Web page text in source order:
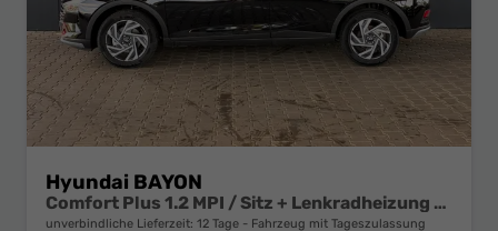
Hyundai BAYON
Comfort Plus 1.2 MPI / Sitz + Lenkradheizung PDC V&H Kamera LED Tempomat Keyless Alu 16"
unverbindliche Lieferzeit: 12 Tage Fahrzeug mit Tageszulassung